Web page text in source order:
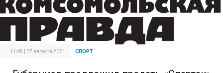
11:08 | 27 августа 2021 СПОРТ